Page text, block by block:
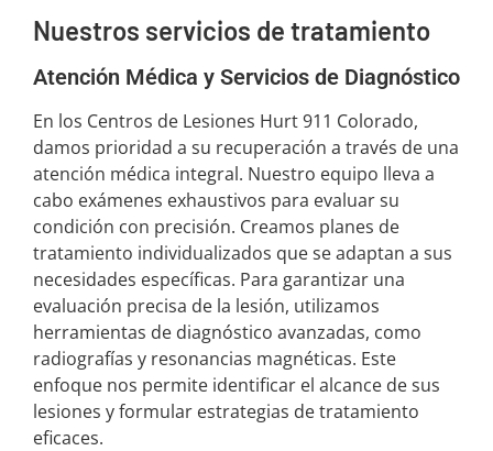
Nuestros servicios de tratamiento
Atención Médica y Servicios de Diagnóstico
En los Centros de Lesiones Hurt 911 Colorado,
damos prioridad a su recuperación a través de una
atención médica integral. Nuestro equipo lleva a
cabo exámenes exhaustivos para evaluar su
condición con precisión. Creamos planes de
tratamiento individualizados que se adaptan a sus
necesidades específicas. Para garantizar una
evaluación precisa de la lesión, utilizamos
herramientas de diagnóstico avanzadas, como
radiografías y resonancias magnéticas. Este
enfoque nos permite identificar el alcance de sus
lesiones y formular estrategias de tratamiento
eficaces.